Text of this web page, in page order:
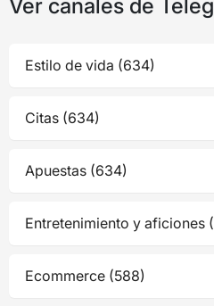
Ver canales de
Estilo de vida (634)
Citas (634)
Apuestas (634)
Entretenimiento y aficiones
Ecommerce (588)